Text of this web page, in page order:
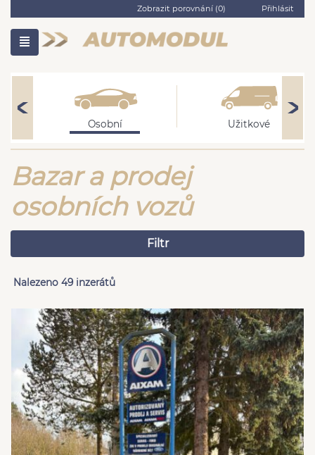
Zobrazit porovnání (0) Přihlásit
Osobní Užitkové
Bazar a prodej
osobních vozů
Filtr
Nalezeno 49 inzerátů